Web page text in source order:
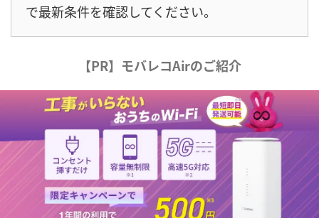
で最新条件を確認してください。
【PR】モバレコAirのご紹介